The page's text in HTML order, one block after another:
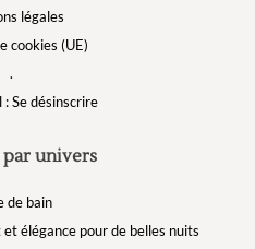
légales
cookies (UE)
.
: Se désinscrire
univers
de bain
élégance pour de belles nuits